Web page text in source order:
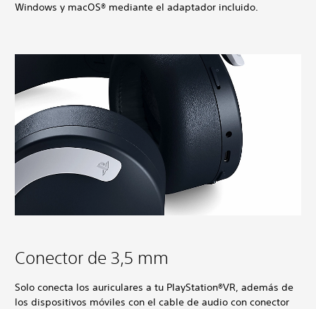
Windows y macOS® mediante el adaptador incluido.
Conector de 3,5 mm
Solo conecta los auriculares a tu PlayStation®VR, además de
los dispositivos móviles con el cable de audio con conector